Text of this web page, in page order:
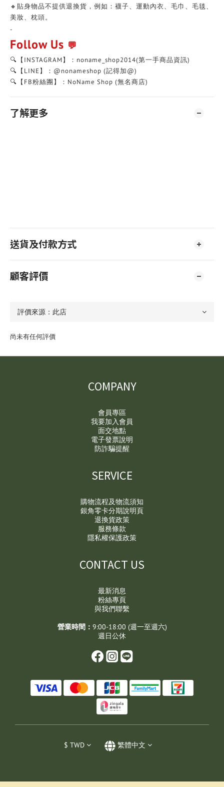
🔸貼身物品不提供退換貨，例如：襪子、運動內衣、毛巾、毛毯、
美妝、枕頭。
-
Follow Us 💬
🔍【INSTAGRAM】：noname_shop2014(第一手商品資訊)
🔍【LINE】：@nonameshop (記得加@)
🔍【FB粉絲團】：NoName Shop (無名商店)
了解更多
送貨及付款方式
顧客評價
尚未有任何評價
COMPANY
會員專區
我要加入會員
面交地點
電子發票說明
防詐騙提醒
SERVICE
購物流程及物流須知
銀角零卡分期說明頁
退換貨政策
服務條款
隱私權保護政策
CONTACT US
最新消息
粉絲專頁
與我們聯繫
營業時間： 9:00-18:00 (週一至週六)
週日公休
$ TWD 繁體中文